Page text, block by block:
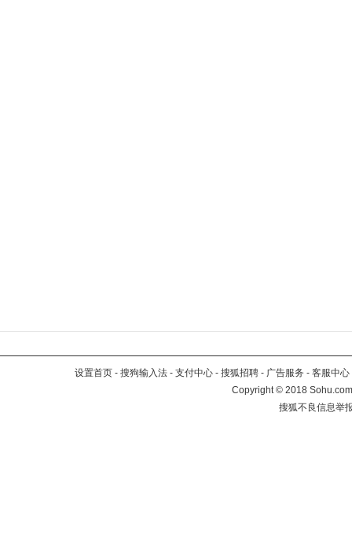
设置首页 - 搜狗输入法 - 支付中心 - 搜狐招聘 - 广告服务 - 客服中心
Copyright©2018
搜狐不良信息举